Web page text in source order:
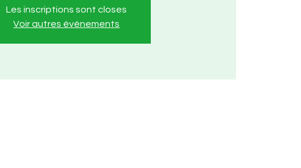
Les inscriptions sont closes
Voir autres événements